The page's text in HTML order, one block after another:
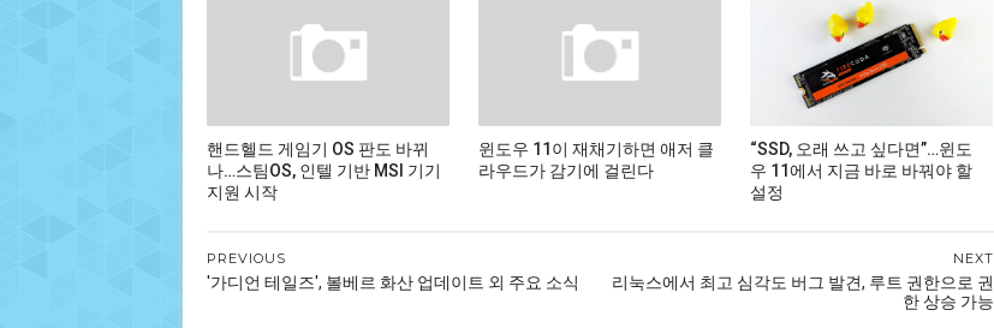
핸드헬드 게임기 OS 판도 바뀌
나…스팀OS, 인텔 기반 MSI 기기
지원 시작
윈도우 11이 재채기하면 애저 클
라우드가 감기에 걸린다
“SSD, 오래 쓰고 싶다면”…윈도
우 11에서 지금 바로 바꿔야 할
설정
NEXT
리눅스에서 최고 심각도 버그 발견, 루트 권한으로 권
한 상승 가능
PREVIOUS
'가디언 테일즈', 볼베르 화산 업데이트 외 주요 소식